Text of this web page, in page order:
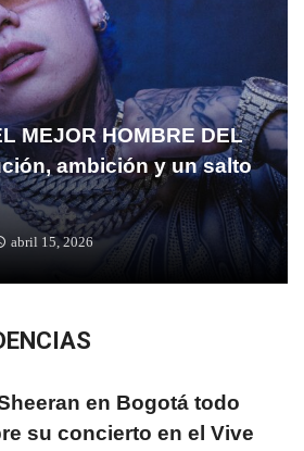
MEJOR HOMBRE DEL
ambición y un salto
abril 15, 2026
en Bogotá todo
su concierto en el Vive